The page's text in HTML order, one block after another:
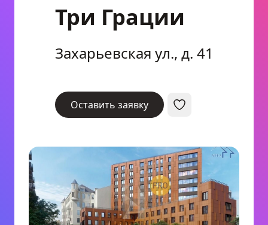
Три Грации
Захарьевская ул., д. 41
Оставить заявку